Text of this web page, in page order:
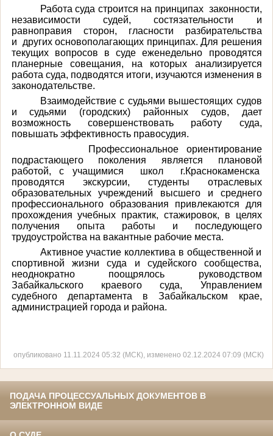
Работа суда строится на принципах законности,
независимости судей, состязательности и
равноправия сторон, гласности разбирательства
и других основополагающих принципах. Для решения
текущих вопросов в суде еженедельно проводятся
планерные совещания, на которых анализируется
работа суда, подводятся итоги, изучаются изменения в
законодательстве.
Взаимодействие с судьями вышестоящих судов
и судьями (городских) районных судов, дает
возможность совершенствовать работу суда,
повышать эффективность правосудия.
Профессиональное ориентирование
подрастающего поколения является плановой
работой, с учащимися школ г.Краснокаменска
проводятся экскурсии, студенты отраслевых
образовательных учреждений высшего и среднего
профессионального образования привлекаются для
прохождения учебных практик, стажировок, в целях
получения опыта работы и последующего
трудоустройства на вакантные рабочие места.
Активное участие коллектива в общественной и
спортивной жизни суда и судейского сообщества,
неоднократно поощрялось руководством
Забайкальского краевого суда, Управлением
судебного департамента в Забайкальском крае,
администрацией города и района.
опубликовано 11.11.2024 05:32 (МСК), изменено 02.12.2024 07:09 (МСК)
ПОДАЧА ПРОЦЕССУАЛЬНЫХ ДОКУМЕНТОВ В
ЭЛЕКТРОННОМ ВИДЕ